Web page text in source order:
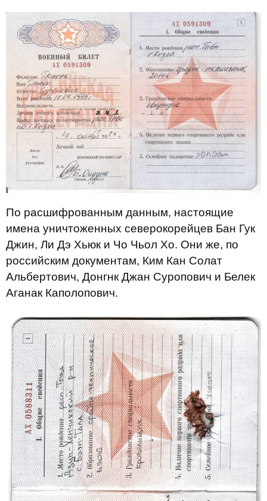
По расшифрованным данным, настоящие
имена уничтоженных северокорейцев Бан Гук
Джин, Ли Дэ Хьюк и Чо Чьол Хо. Они же, по
российским документам, Ким Кан Солат
Альбертович, Донгнк Джан Суропович и Белек
Аганак Каполопович.